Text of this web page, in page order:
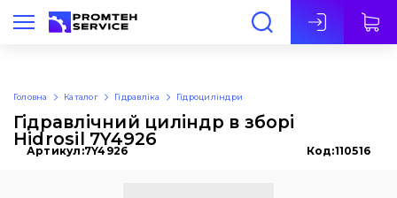
Укр
Головна Каталог Гідравліка Гідроциліндри
Гідравлічний циліндр в зборі
Hidrosil 7Y4926
Артикул:7Y4926 Код:110516